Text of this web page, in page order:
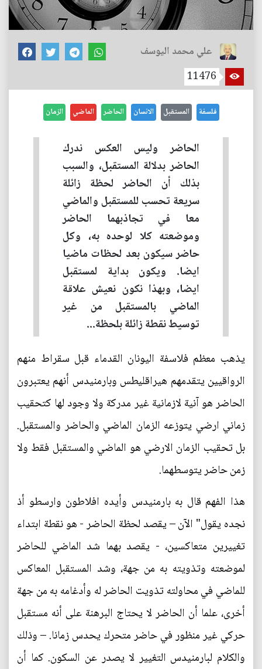
علي محمد اليوسف
11476
فلسفة المستقبل الانسان الحاضر الماضي الزمان
الحاضر وليس العكس ندرك
الحاضر بدلالة المستقبل، والسبب
بذلك أن الحاضر لحظة زائلة
سريعة تحسب للمستقبل والماضي
معا في تجاذبهما الحاضر
وموضعته كلا لوحده به، وكل
حاضر سيكون بعد لحظات ماضيا
ايضا. ويكون بداية لمستقبل
ايضا، وبهذا نكون نعيش علاقة
الماضي بالمستقبل من غير
توسيط نقطة زائلة بلحظة...
يذهب معظم فلاسفة اليونان القدماء قبل سقراط منهم
الرواقيين يتقدمهم هيراقليطس وبارمنيدس أنهم يعتبرون
الحاضر هو آنية لازمانية غير مدركة ولا وجود لها كتحقيب
زماني ارضي يتوزعه الزمان الماضي والحاضر والمستقبل.
بل تحقيب الزمان الارضي هو الماضي والمستقبل فقط ولا
زمن حاضر يتوسطهما.
هذا الفهم قال به بارمنيدس وأيده افلاطون وارسطو أذ
نجده يقول" الآن – يقصد لحظة الحاضر - هو نقطة ابتداء
تغييرين متعاكسين، - يقصد بهما شد الماضي للحاضر
لموضعته وتذويته به من جهة، وشد المستقبل المعاكس
للماضي في محاولته تذويت الحاضر له وأدغامه به من جهة
أخرى، علما أن الحاضر لا يحتاج البرهنة على أنه مستقبل
حركي غير منظور في حاضر متحرك يحدس زمانا. – وذلك
والكلام لبارمنيدس التغيير لا يصدر عن السكون. كما أن